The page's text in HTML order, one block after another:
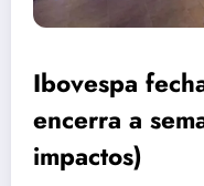
Ibovespa
encerra a
impactos)